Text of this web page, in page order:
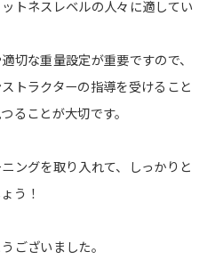
トネスレベルの人々に適してい
切な重量設定が重要ですので、
トラクターの指導を受けること
ることが大切です。
ングを取り入れて、しっかりと
う！
ございました。